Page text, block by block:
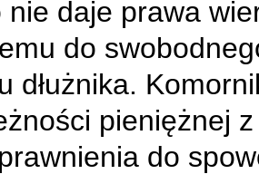
nie daje prawa
do
dłużnika.
pieniężnej
do